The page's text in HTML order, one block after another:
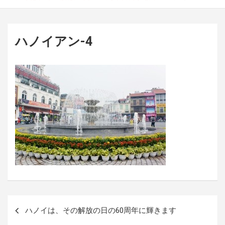
ハノイアン-4
ハノイは、その解放の日の60周年に輝きます